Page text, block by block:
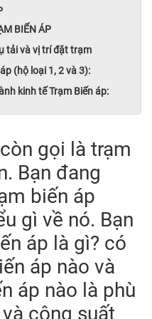
BIẾN ÁP
tải và vị trí đặt trạm
(hộ loại 1, 2 và 3):
kinh tế Trạm Biến áp:
gọi là trạm
Bạn đang
biến áp
gì về nó. Bạn
áp là gì? có
áp nào và
áp nào là phù
công suất